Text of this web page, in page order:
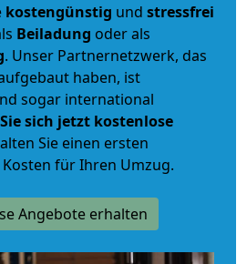
kostengünstig und stressfrei
Beiladung oder als
. Unser Partnernetzwerk, das
haben, ist
sogar international
sich jetzt kostenlose
Sie einen ersten
für Ihren Umzug.
Angebote erhalten